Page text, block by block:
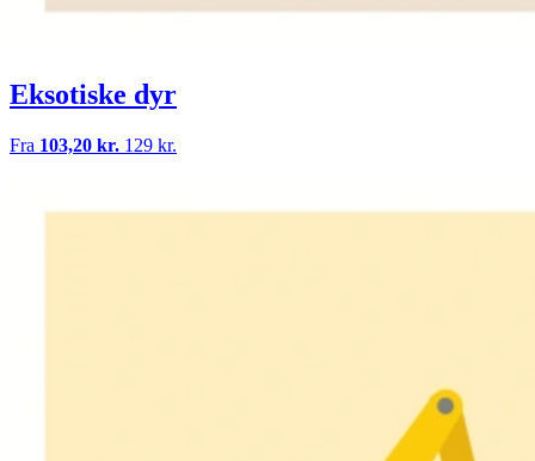
Eksotiske dyr
Fra 103,20 kr. 129 kr.